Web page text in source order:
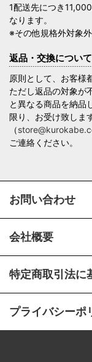
1配送先につき
なります。
※その他規格外対象外
返品・交換について
原則として、お客様
ただし返品の対象が
と異なる商品を納品
限り、お受け致しま
（
ご連絡ください。
お問い合わせ
会社概要
特定商取引法に
プライバシーポ